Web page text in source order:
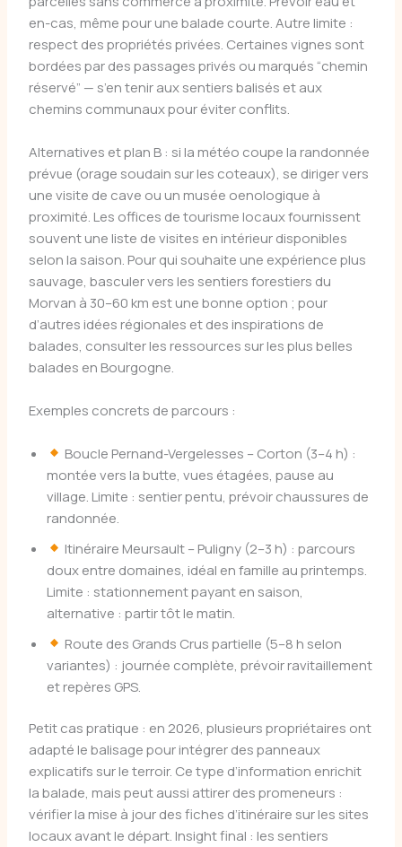
en-cas, même pour une balade courte. Autre limite :
respect des propriétés privées. Certaines vignes sont
bordées par des passages privés ou marqués “chemin
réservé” — s’en tenir aux sentiers balisés et aux
chemins communaux pour éviter conflits.
Alternatives et plan B : si la météo coupe la randonnée
prévue (orage soudain sur les coteaux), se diriger vers
une visite de cave ou un musée oenologique à
proximité. Les offices de tourisme locaux fournissent
souvent une liste de visites en intérieur disponibles
selon la saison. Pour qui souhaite une expérience plus
sauvage, basculer vers les sentiers forestiers du
Morvan à 30–60 km est une bonne option ; pour
d’autres idées régionales et des inspirations de
balades, consulter les ressources sur les plus belles
balades en Bourgogne.
Exemples concrets de parcours :
Boucle Pernand-Vergelesses – Corton (3–4 h) :
montée vers la butte, vues étagées, pause au
village. Limite : sentier pentu, prévoir chaussures de
randonnée.
Itinéraire Meursault – Puligny (2–3 h) : parcours
doux entre domaines, idéal en famille au printemps.
Limite : stationnement payant en saison,
alternative : partir tôt le matin.
Route des Grands Crus partielle (5–8 h selon
variantes) : journée complète, prévoir ravitaillement
et repères GPS.
Petit cas pratique : en 2026, plusieurs propriétaires ont
adapté le balisage pour intégrer des panneaux
explicatifs sur le terroir. Ce type d’information enrichit
la balade, mais peut aussi attirer des promeneurs :
vérifier la mise à jour des fiches d’itinéraire sur les sites
locaux avant le départ. Insight final : les sentiers